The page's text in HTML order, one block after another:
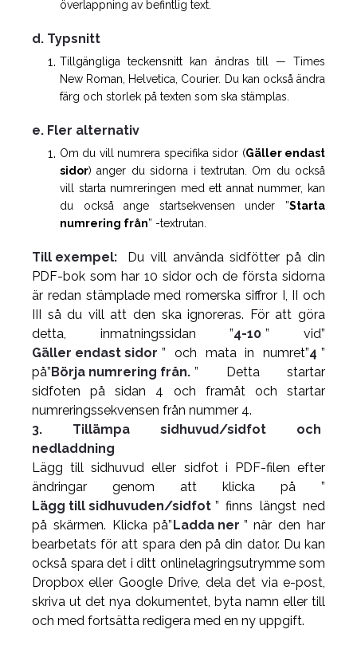
överlappning av befintlig text.
d. Typsnitt
Tillgängliga teckensnitt kan ändras till — Times
New Roman, Helvetica, Courier. Du kan också ändra
färg och storlek på texten som ska stämplas.
e. Fler alternativ
Om du vill numrera specifika sidor (Gäller endast
sidor) anger du sidorna i textrutan. Om du också
vill starta numreringen med ett annat nummer, kan
du också ange startsekvensen under ”Starta
numrering från” -textrutan.
Till exempel:
Du vill använda sidfötter på din
PDF-bok som har 10 sidor och de första sidorna
är redan stämplade med romerska siffror I, II och
III så du vill att den ska ignoreras. För att göra
detta, inmatningssidan ”4-10 ” vid”
Gäller endast sidor ” och mata in numret”4 ”
på”Börja numrering från. ” Detta startar
sidfoten på sidan 4 och framåt och startar
numreringssekvensen från nummer 4.
3. Tillämpa sidhuvud/sidfot och
nedladdning
Lägg till sidhuvud eller sidfot i PDF-filen efter
ändringar genom att klicka på ”
Lägg till sidhuvuden/sidfot ” finns längst ned
på skärmen. Klicka på”Ladda ner ” när den har
bearbetats för att spara den på din dator. Du kan
också spara det i ditt onlinelagringsutrymme som
Dropbox eller Google Drive, dela det via e-post,
skriva ut det nya dokumentet, byta namn eller till
och med fortsätta redigera med en ny uppgift.